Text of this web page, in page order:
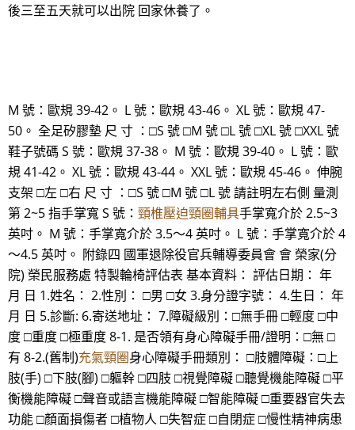
後三至五天就可以出院 回家休養了。
M 號：歐規 39-42。 L 號：歐規 43-46。 XL 號：歐規 47-
50。 全足矽膠墊 尺 寸 ：□S 號 □M 號 □L 號 □XL 號 □XXL 號
鞋子號碼 S 號：歐規 37-38。 M 號：歐規 39-40。 L 號：歐
規 41-42。 XL 號：歐規 43-44。 XXL 號：歐規 45-46。 伸腕
支架 □左 □右 尺 寸 ：□S 號 □M 號 □L 號 請註明左右側 量測
第 2~5 指手掌寬 S 號： 頸椎壓迫頸圈輔具手掌寬介於 2.5~3
英吋。 M 號：手掌寬介於 3.5～4 英吋。 L 號：手掌寬介於 4
～4.5 英吋。 附錄四 國軍退除役官兵輔導委員會 會 榮家(分
院) 榮民服務處 特製輪椅評估表 基本資料： 評估日期： 年
月 日 1.姓名： 2.性別： □男 □女 3.身分證字號： 4.生日： 年
月 日 5.診斷: 6.寄送地址： 7.障礙級別：□無手冊 □輕度 □中
度 □重度 □極重度 8-1. 是否領有身心障礙手冊/證明：□無 □
有 8-2.(舊制)充氣頸圈身心障礙手冊類別： □肢體障礙：□上
肢(手) □下肢(腳) □軀幹 □四肢 □視覺障礙 □聽覺機能障礙 □平
衡機能障礙 □聲音或語言機能障礙 □智能障礙 □重要器官失去
功能 □顏面損傷者 □植物人 □失智症 □自閉症 □慢性精神病患